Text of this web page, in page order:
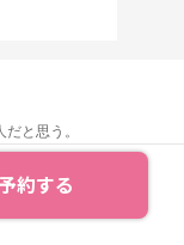
約する
と思う。